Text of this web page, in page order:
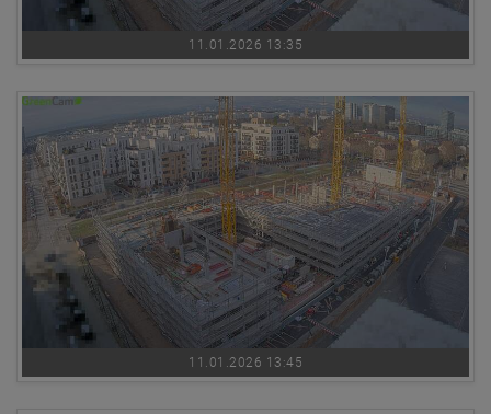
11.01.2026 13:35
11.01.2026 13:45